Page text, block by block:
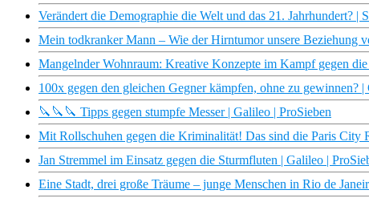
Verändert die Demographie die Welt und das 21. Jahrhundert? |
Mein todkranker Mann – Wie der Hirntumor unsere Beziehung
Mangelnder Wohnraum: Kreative Konzepte im Kampf gegen
100x gegen den gleichen Gegner kämpfen, ohne zu gewinnen? |
🔪🔪🔪 Tipps gegen stumpfe Messer | Galileo | ProSieben
Mit Rollschuhen gegen die Kriminalität! Das sind die Paris City
Jan Stremmel im Einsatz gegen die Sturmfluten | Galileo |
Eine Stadt, drei große Träume – junge Menschen in Rio de